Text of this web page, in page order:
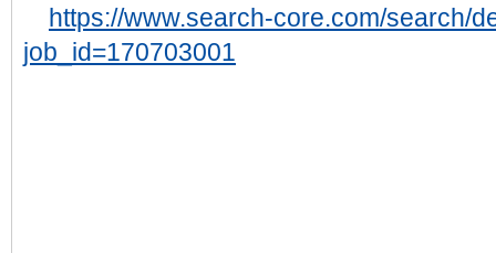
https://www.search-core.com/search/
job_id=170703001